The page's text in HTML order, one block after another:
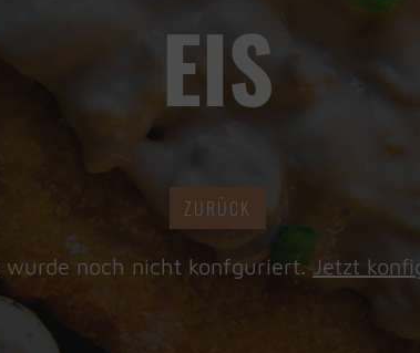
EIS
ZURÜCK
wurde noch nicht konfguriert.Jetzt